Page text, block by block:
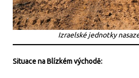
Izraelské jednotky
Situace na Blízkém východě: